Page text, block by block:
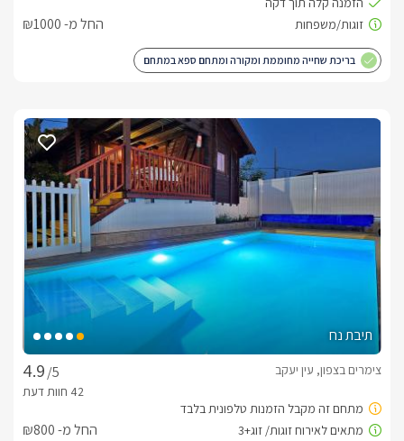
החל מ- ₪1000
בריכת שחייה מחוממת ומקורה ומתחם ספא במתחם
תיבת נח
/5
צימרים בצפון, עין יעקב
החל מ- ₪800